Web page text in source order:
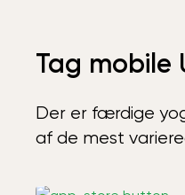
Tag mobile
Der er færdige
af de mest